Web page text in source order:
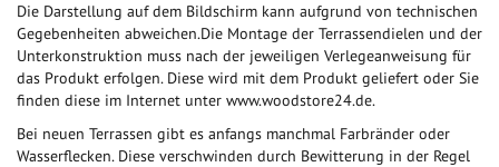
Die Darstellung auf dem Bildschirm kann aufgrund von technischen
Gegebenheiten abweichen.Die Montage der Terrassendielen und der
Unterkonstruktion muss nach der jeweiligen Verlegeanweisung für
das Produkt erfolgen. Diese wird mit dem Produkt geliefert oder Sie
finden diese im Internet unter www.woodstore24.de.
Bei neuen Terrassen gibt es anfangs manchmal Farbränder oder
Wasserflecken. Diese verschwinden durch Bewitterung in der Regel